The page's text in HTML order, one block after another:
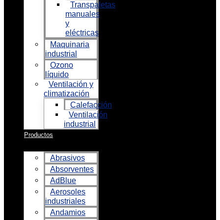
Transpaletas
manuales
y
eléctricas
Maquinaria
industrial
Ozono
líquido
Ventilación y
climatización
Calefacción
Ventilación
industrial
Productos
Abrasivos
Absorventes
AdBlue
Aerosoles
industriales
Andamios